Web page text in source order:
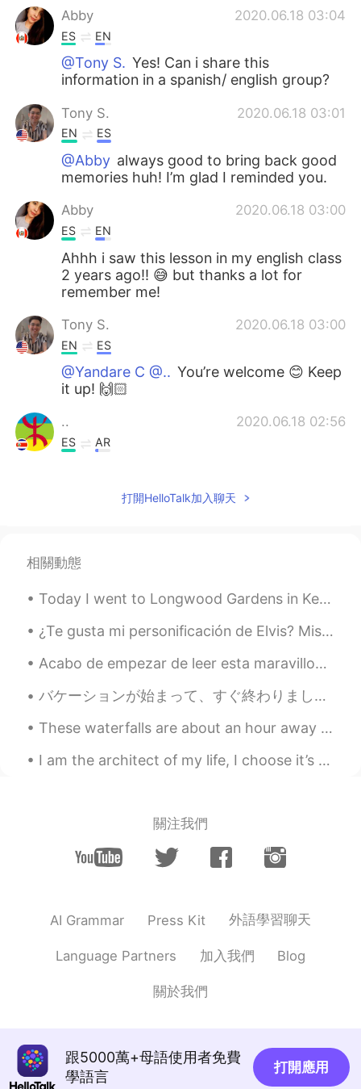
Abby 2020.06.18 03:04
ES EN
@Tony S. Yes! Can i share this
information in a spanish/ english group?
Tony S. 2020.06.18 03:01
EN ES
@Abby always good to bring back good
memories huh! I’m glad I reminded you.
Abby 2020.06.18 03:00
ES EN
Ahhh i saw this lesson in my english class
2 years ago!! 😅 but thanks a lot for
remember me!
Tony S. 2020.06.18 03:00
EN ES
@Yandare C @.. You’re welcome 😊 Keep
it up! 🙌🏻
.. 2020.06.18 02:56
ES AR
2020.06.18 02:55
ES EN
@Tony S. Ahora entiendo! Muchas
en pasado que terminan en “ght “ por eso
mal jajaja,muchas gracias por la
EN ES
Tony S. 2020.06.18 02:46
EN ES
preguntas siempre y cuando sean
independientes Por ejemplo una pregunta
last summer?” Y es totalmente correcta.
dependiente “Can you tell me?” No
where you went last summer?”
Diego 2020.06.18 02:44
打開HelloTalk加入聊天
相關動態
Today I went to Longwood Gardens in Kennett Square, Pennsylvania. It is over 1,000 acres of flowe...
¿Te gusta mi personificación de Elvis? Mis abuelos se casaron con esta canción.😊 Have a great day💛
Acabo de empezar de leer esta maravillosa obra de literatura. Ha sido bien difícil, pero mi meta ...
バケーションが始まって、すぐ終わりました。悲しいです！！戻りたい😭😭🥲 私の国は２つの島です。トリニダード・トバゴと言う国です。私はトリニダードに住んでいる、だけどトバゴが1番好きです。すごい...
These waterfalls are about an hour away from Toronto, Canada. I was there this past weekend. So b...
I am the architect of my life, I choose it’s contents and I build its foundation. I am an infinit...
關注我們
AI Grammar Press Kit 外語學習聊天
Language Partners 加入我們 Blog
關於我們
跟5000萬+母語使用者免費
學語言
打開應用